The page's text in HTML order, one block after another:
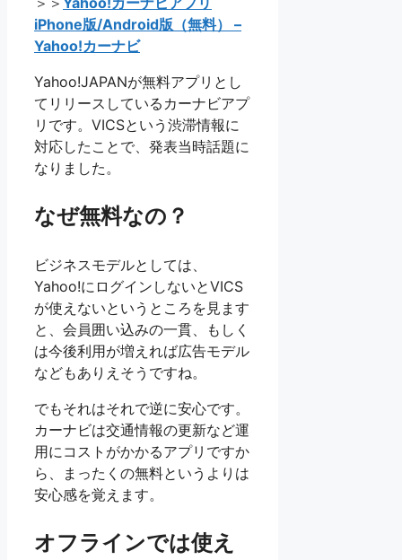
iPhone版/Android版（無料） –
Yahoo!カーナビ
Yahoo!JAPANが無料アプリとし
てリリースしているカーナビアプ
リです。VICSという渋滞情報に
対応したことで、発表当時話題に
なりました。
なぜ無料なの？
ビジネスモデルとしては、
Yahoo!にログインしないとVICS
が使えないというところを見ます
と、会員囲い込みの一貫、もしく
は今後利用が増えれば広告モデル
などもありえそうですね。
でもそれはそれで逆に安心です。
カーナビは交通情報の更新など運
用にコストがかかるアプリですか
ら、まったくの無料というよりは
安心感を覚えます。
オフラインでは使え